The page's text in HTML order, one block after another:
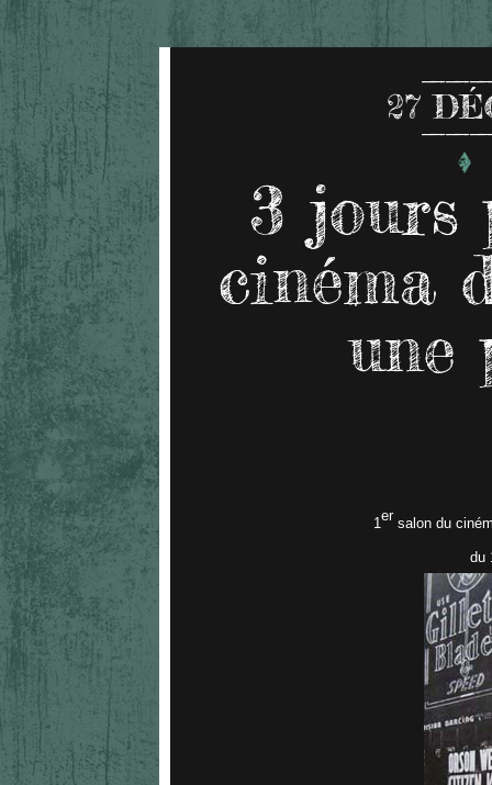
27
3 jours
cinéma
une
1 er salon du
du